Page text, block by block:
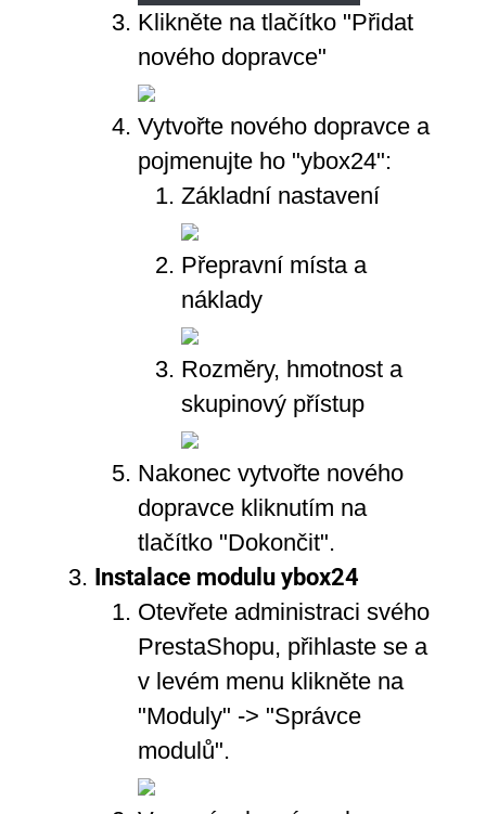
Klikněte na tlačítko "Přidat
nového dopravce"
Vytvořte nového dopravce a
pojmenujte ho "ybox24":
Základní nastavení
Přepravní místa a
náklady
Rozměry, hmotnost a
skupinový přístup
Nakonec vytvořte nového
dopravce kliknutím na
tlačítko "Dokončit".
Instalace modulu ybox24
Otevřete administraci svého
PrestaShopu, přihlaste se a
v levém menu klikněte na
"Moduly" -> "Správce
modulů".